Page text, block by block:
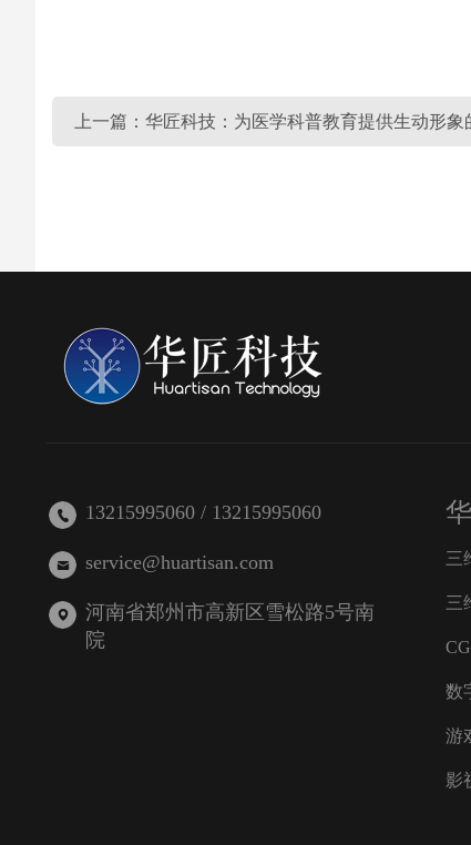
上一篇：华匠科技：为医学科普教育提供生动形
13215995060 / 13215995060
service@huartisan.com
河南省郑州市高新区雪松路5号南
院
三
三
数
游
影